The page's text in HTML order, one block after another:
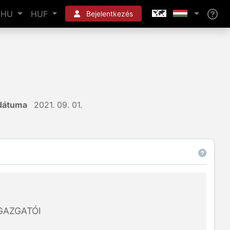
HU HUF Bejelentkezés
2021. 09. 01.